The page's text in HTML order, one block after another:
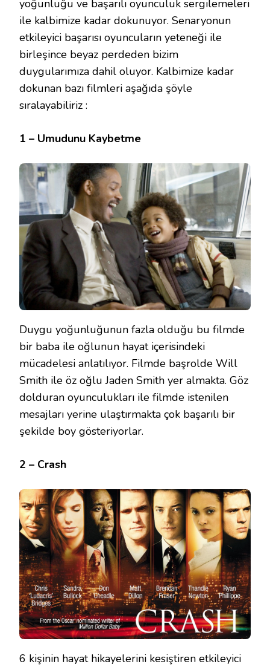
yoğunluğu ve başarılı oyunculuk sergilemeleri
ile kalbimize kadar dokunuyor. Senaryonun
etkileyici başarısı oyuncuların yeteneği ile
birleşince beyaz perdeden bizim
duygularımıza dahil oluyor. Kalbimize kadar
dokunan bazı filmleri aşağıda şöyle
sıralayabiliriz :
1 – Umudunu Kaybetme
Duygu yoğunluğunun fazla olduğu bu filmde
bir baba ile oğlunun hayat içerisindeki
mücadelesi anlatılıyor. Filmde başrolde Will
Smith ile öz oğlu Jaden Smith yer almakta. Göz
dolduran oyunculukları ile filmde istenilen
mesajları yerine ulaştırmakta çok başarılı bir
şekilde boy gösteriyorlar.
2 – Crash
6 kişinin hayat hikayelerini kesiştiren etkileyici